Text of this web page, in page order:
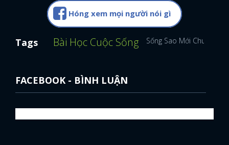
Hóng xem mọi người nói gì
Tags Bài Học Cuộc Sống Sống Sao Mới Chuẩn
FACEBOOK - BÌNH LUẬN